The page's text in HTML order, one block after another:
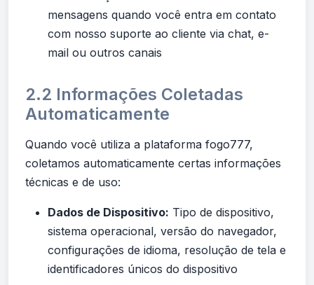
mensagens quando você entra em contato
com nosso suporte ao cliente via chat, e-
mail ou outros canais
2.2 Informações Coletadas
Automaticamente
Quando você utiliza a plataforma fogo777,
coletamos automaticamente certas informações
técnicas e de uso:
Dados de Dispositivo: Tipo de dispositivo,
sistema operacional, versão do navegador,
configurações de idioma, resolução de tela e
identificadores únicos do dispositivo